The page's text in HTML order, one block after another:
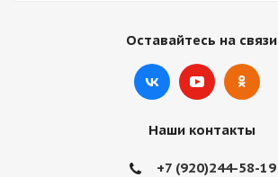
Оставайтесь на связи
Наши контакты
+7 (920)244-58-19